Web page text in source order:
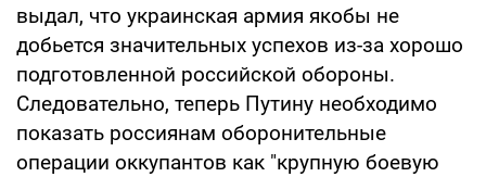
выдал, что украинская армия якобы не
добьется значительных успехов из-за хорошо
подготовленной российской обороны.
Следовательно, теперь Путину необходимо
показать россиянам оборонительные
операции оккупантов как "крупную боевую